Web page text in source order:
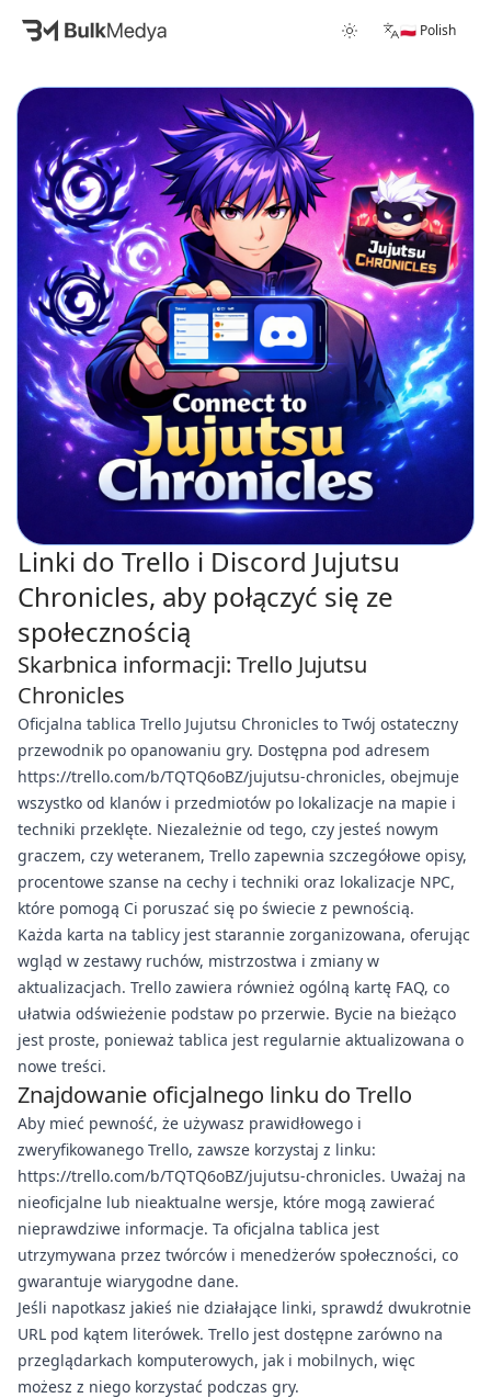
🇵🇱 Polish
Linki do Trello i Discord Jujutsu
Chronicles, aby połączyć się ze
społecznością
Skarbnica informacji: Trello Jujutsu
Chronicles
Oficjalna tablica Trello Jujutsu Chronicles to Twój ostateczny
przewodnik po opanowaniu gry. Dostępna pod adresem
https://trello.com/b/TQTQ6oBZ/jujutsu-chronicles, obejmuje
wszystko od klanów i przedmiotów po lokalizacje na mapie i
techniki przeklęte. Niezależnie od tego, czy jesteś nowym
graczem, czy weteranem, Trello zapewnia szczegółowe opisy,
procentowe szanse na cechy i techniki oraz lokalizacje NPC,
które pomogą Ci poruszać się po świecie z pewnością.
Każda karta na tablicy jest starannie zorganizowana, oferując
wgląd w zestawy ruchów, mistrzostwa i zmiany w
aktualizacjach. Trello zawiera również ogólną kartę FAQ, co
ułatwia odświeżenie podstaw po przerwie. Bycie na bieżąco
jest proste, ponieważ tablica jest regularnie aktualizowana o
nowe treści.
Znajdowanie oficjalnego linku do Trello
Aby mieć pewność, że używasz prawidłowego i
zweryfikowanego Trello, zawsze korzystaj z linku:
https://trello.com/b/TQTQ6oBZ/jujutsu-chronicles. Uważaj na
nieoficjalne lub nieaktualne wersje, które mogą zawierać
nieprawdziwe informacje. Ta oficjalna tablica jest
utrzymywana przez twórców i menedżerów społeczności, co
gwarantuje wiarygodne dane.
Jeśli napotkasz jakieś nie działające linki, sprawdź dwukrotnie
URL pod kątem literówek. Trello jest dostępne zarówno na
przeglądarkach komputerowych, jak i mobilnych, więc
możesz z niego korzystać podczas gry.